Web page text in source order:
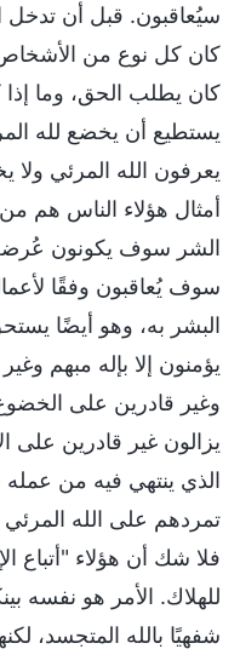
سيُعاقبون. قبل أن تدخل
كان كل نوع من
كان يطلب الحق، وما إذا
يستطيع أن يخضع لله
يعرفون الله المرئي
أمثال هؤلاء الناس هم
الشر سوف يكونون عُرضة
سوف يُعاقبون وفقًا
البشر به، وهو أيضًا
يؤمنون إلا بإله مبهم
وغير قادرين على الخضوع
يزالون غير قادرين على
الذي ينتهي فيه من
تمردهم على الله
فلا شك أن هؤلاء "أتباع
للهلاك. الأمر هو نفسه
شفهيًا بالله المتجسد،